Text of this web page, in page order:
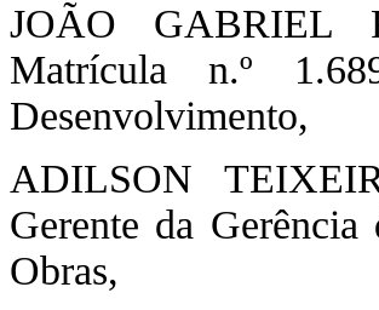
JOÃO GABRIEL
Matrícula n.º
Desenvolvimento,
ADILSON
Gerente da
Obras,